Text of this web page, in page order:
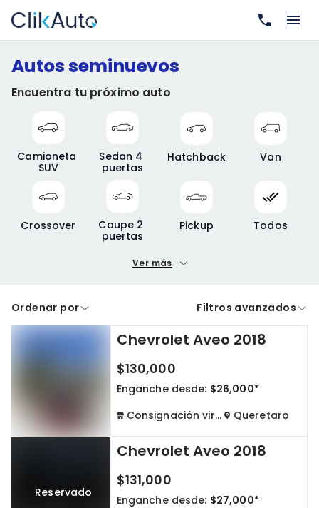
Autos seminuevos
Encuentra tu próximo auto
Camioneta
SUV
Sedan 4
puertas
Hatchback Van
Crossover
Coupe 2
puertas
Pickup Todos
Precio máximo
A crédito De contado
Cdmx y Edo Mex Querétaro
Negociar precio
Borrar todo
Ver más
Ordenar por Filtros avanzados
Chevrolet Aveo 2018
$130,000
Enganche desde: $26,000*
Consignación virtual
Queretaro
Reservado
Chevrolet Aveo 2018
$131,000
Enganche desde: $27,000*